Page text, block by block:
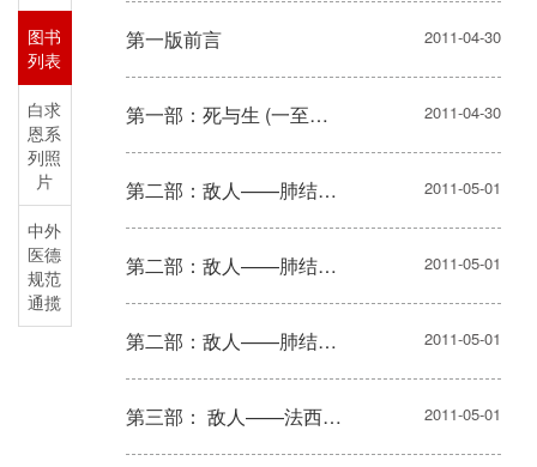
图书
列表
白求
恩系
列照
片
中外
医德
规范
通揽
第一版前言 2011-04-30
第一部：死与生 (一至九） 2011-04-30
第二部：敌人——肺结核 （十至十四） 2011-05-01
第二部：敌人——肺结核（十五至二十） 2011-05-01
第二部：敌人——肺结核（二十一至二十二） 2011-05-01
第三部： 敌人——法西斯主义（二十三至二十七） 2011-05-01